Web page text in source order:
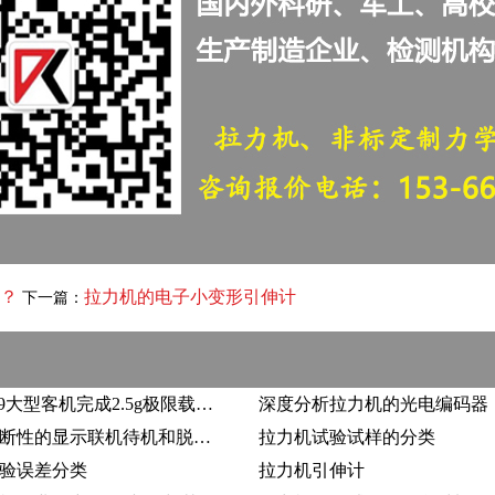
下一篇： 拉力机的电子小变形引伸计
前沿|C919大型客机完成2.5g极限载荷静力试验
深度分析拉力机的光电编码器
拉力机间断性的显示联机待机和脱机如何解决？
拉力机试验试样的分类
误差分类
拉力机引伸计